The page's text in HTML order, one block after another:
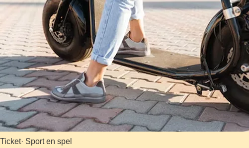
Ticket· Sport en spel